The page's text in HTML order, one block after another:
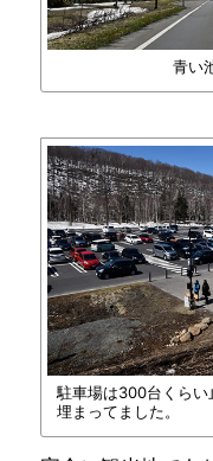
青い
駐車場は300台くらい
埋まってました。